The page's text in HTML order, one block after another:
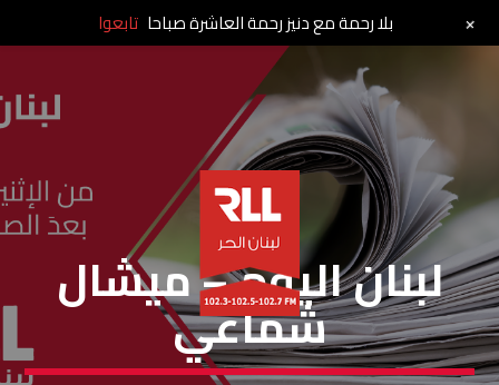
لبنان اليوم
لبنان اليوم – ميشال
شماعي
بلا رحمة مع دنيز رحمة العاشرة صباحا تابعوا +